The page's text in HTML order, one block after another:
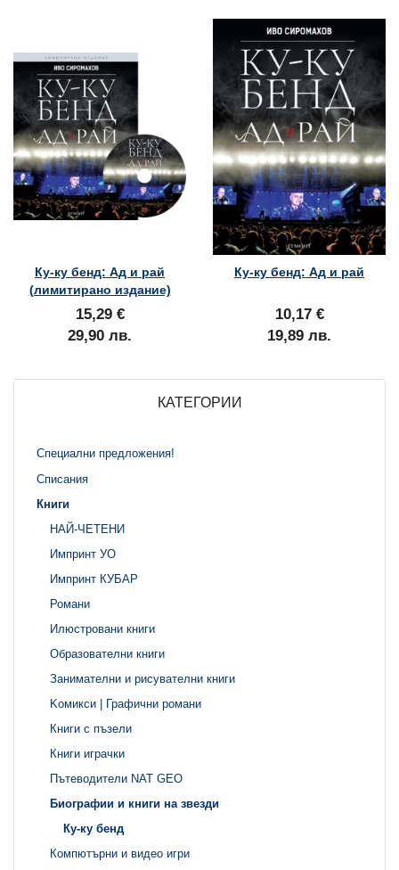
Ку-ку бенд: Ад и рай
(лимитирано издание)
15,29 €
29,90 лв.
Ку-ку бенд: Ад и рай
10,17 €
19,89 лв.
КАТЕГОРИИ
Специални предложения!
Списания
Книги
НАЙ-ЧЕТЕНИ
Импринт УО
Импринт КУБАР
Романи
Илюстровани книги
Образователни книги
Занимателни и рисувателни книги
Kомикси | Графични романи
Книги с пъзели
Книги играчки
Пътеводители NAT GEO
Биографии и книги на звезди
Ку-ку бенд
Компютърни и видео игри